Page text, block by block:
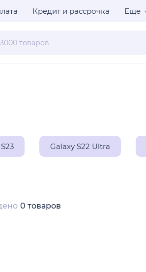
Кредит и рассрочка Еще
Galaxy S22 Ultra
0 товаров